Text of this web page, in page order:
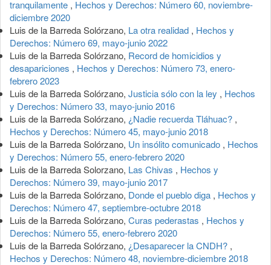
artículo
tranquilamente , Hechos y Derechos: Número 60, noviembre-
diciembre 2020
Luis de la Barreda Solórzano, La otra realidad , Hechos y
Derechos: Número 69, mayo-junio 2022
Luis de la Barreda Solórzano, Record de homicidios y
desapariciones , Hechos y Derechos: Número 73, enero-
febrero 2023
Luis de la Barreda Solórzano, Justicia sólo con la ley , Hechos
y Derechos: Número 33, mayo-junio 2016
Luis de la Barreda Solórzano, ¿Nadie recuerda Tláhuac? ,
Hechos y Derechos: Número 45, mayo-junio 2018
Luis de la Barreda Solórzano, Un insólito comunicado , Hechos
y Derechos: Número 55, enero-febrero 2020
Luis de la Barreda Solorzano, Las Chivas , Hechos y
Derechos: Número 39, mayo-junio 2017
Luis de la Barreda Solórzano, Donde el pueblo diga , Hechos y
Derechos: Número 47, septiembre-octubre 2018
Luis de la Barreda Solórzano, Curas pederastas , Hechos y
Derechos: Número 55, enero-febrero 2020
Luis de la Barreda Solórzano, ¿Desaparecer la CNDH? ,
Hechos y Derechos: Número 48, noviembre-diciembre 2018